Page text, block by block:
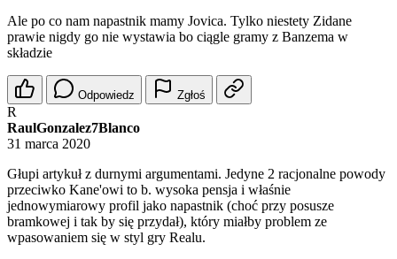
Ale po co nam napastnik mamy Jovica. Tylko niestety Zidane
prawie nigdy go nie wystawia bo ciągle gramy z Banzema w
składzie
Odpowiedz Zgłoś
R
RaulGonzalez7Blanco
31 marca 2020
Głupi artykuł z durnymi argumentami. Jedyne 2 racjonalne powody
przeciwko Kane'owi to b. wysoka pensja i właśnie
jednowymiarowy profil jako napastnik (choć przy posusze
bramkowej i tak by się przydał), który miałby problem ze
wpasowaniem się w styl gry Realu.